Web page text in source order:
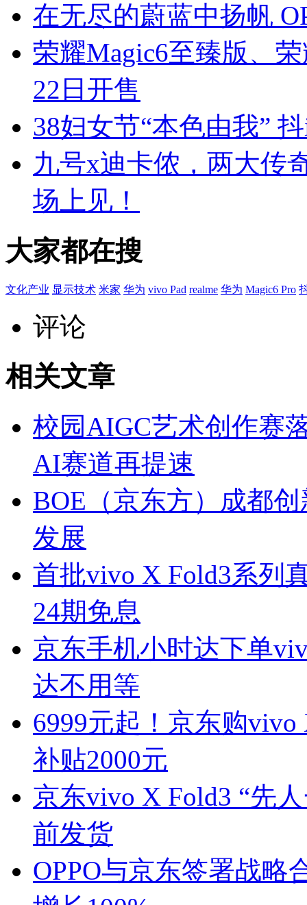
在无尽的蔚蓝中扬帆
荣耀Magic6至臻版、
22日开售
38妇女节“本色由我”
九号x迪卡侬，两大传
场上见！
大家都在搜
文化产业 显示技术 米家 华为 vivo Pad realme 华为 Magic6 Pro
评论
相关文章
校园AIGC艺术创作赛
AI赛道再提速
BOE（京东方）成都
发展
首批vivo X Fold3系列
24期免息
京东手机小时达下单
达不用等
6999元起！京东购
补贴2000元
京东vivo X Fold3 “先
前发货
OPPO与京东签署战略